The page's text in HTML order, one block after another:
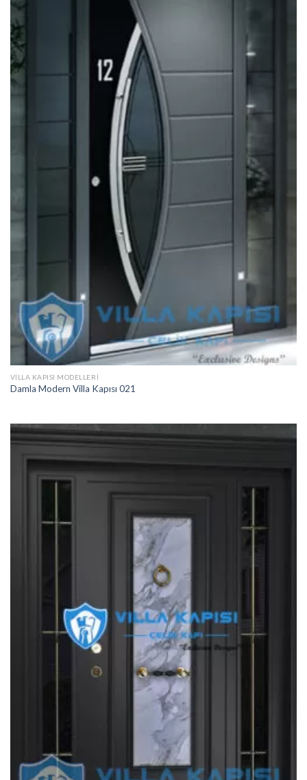
VILLA KAPISI MODELLERI
Damla Modern Villa Kapısı 021